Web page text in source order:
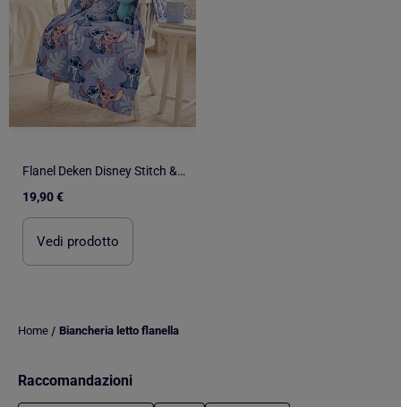
Flanel Deken Disney Stitch & Angel 110x150cm – Sweetest Hugs All-Over – 100% Polyester – Officiële D
19,90 €
Vedi prodotto
Home / Biancheria letto flanella
Raccomandazioni